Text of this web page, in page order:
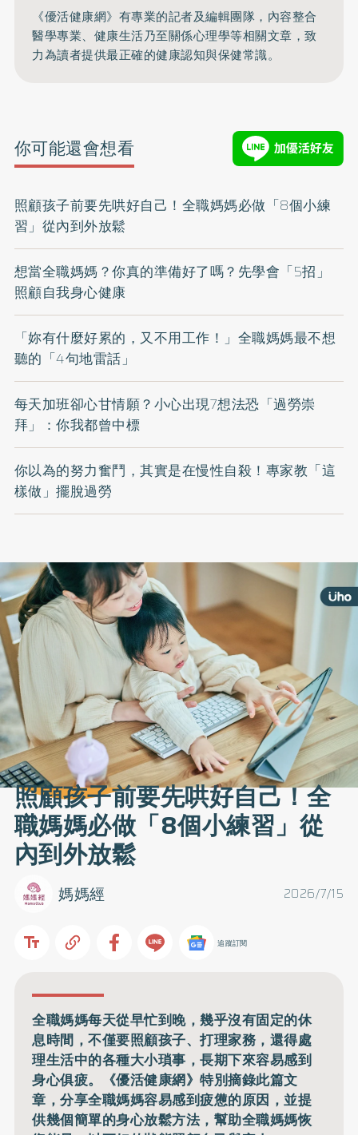
《優活健康網》有專業的記者及編輯團隊，內容整合
醫學專業、健康生活乃至關係心理學等相關文章，致
力為讀者提供最正確的健康認知與保健常識。
你可能還會想看
照顧孩子前要先哄好自己！全職媽媽必做「8個小練
習」從內到外放鬆
想當全職媽媽？你真的準備好了嗎？先學會「5招」
照顧自我身心健康
「妳有什麼好累的，又不用工作！」全職媽媽最不想
聽的「4句地雷話」
每天加班卻心甘情願？小心出現7想法恐「過勞崇
拜」：你我都曾中標
你以為的努力奮鬥，其實是在慢性自殺！專家教「這
樣做」擺脫過勞
照顧孩子前要先哄好自己！全
職媽媽必做「8個小練習」從
內到外放鬆
2026/7/15
媽媽經
追蹤訂閱
全職媽媽每天從早忙到晚，幾乎沒有固定的休
息時間，不僅要照顧孩子、打理家務，還得處
理生活中的各種大小瑣事，長期下來容易感到
身心俱疲。《優活健康網》特別摘錄此篇文
章，分享全職媽媽容易感到疲憊的原因，並提
供幾個簡單的身心放鬆方法，幫助全職媽媽恢